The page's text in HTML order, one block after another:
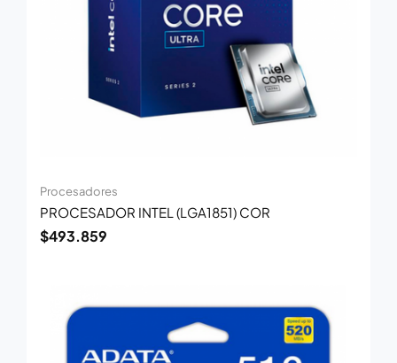
Procesadores
PROCESADOR INTEL (LGA1851) COR
$493.859